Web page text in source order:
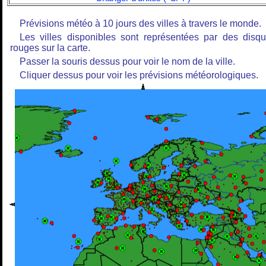
Prévisions météo à 10 jours des villes à travers le monde.
Les villes disponibles sont représentées par des
rouges sur la carte.
Passer la souris dessus pour voir le nom de la ville.
Cliquer dessus pour voir les prévisions météorologiques.